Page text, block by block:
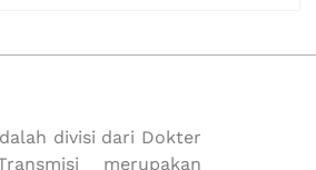
divisi dari Dokter
merupakan